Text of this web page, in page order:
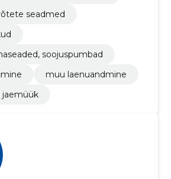
seadmed
soojuspumbad
muu laenuandmine